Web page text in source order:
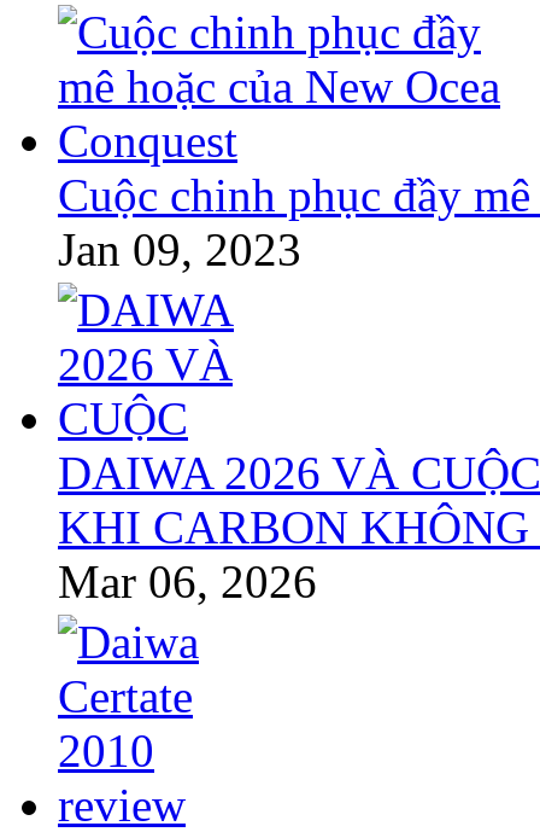
Cuộc chinh phục đầy
Jan 09, 2023
DAIWA 2026 VÀ
KHI CARBON
Mar 06, 2026